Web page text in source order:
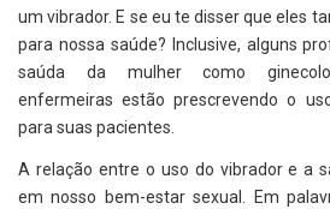
um vibrador. E se eu te disser que eles
para nossa saúde? Inclusive, alguns
saúda da mulher como
enfermeiras estão prescrevendo o
para suas pacientes.
A relação entre o uso do vibrador e a
em nosso bem-estar sexual. Em